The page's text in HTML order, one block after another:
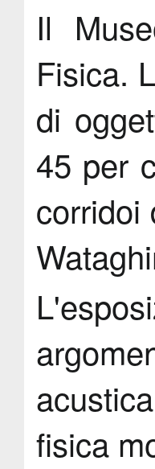
Il
Fisica.
di
45 per
corridoi
fisica